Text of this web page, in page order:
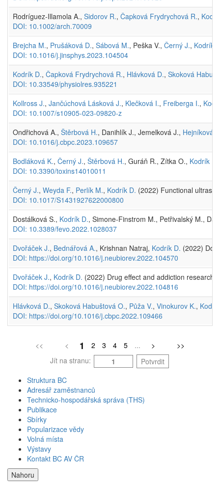
Rodríguez-Illamola A., Sidorov R., Čapková Frydrychová R.,
DOI: 10.1002/arch.70009
Brejcha M., Prušáková D., Sábová M., Peška V., Černý J., Kodrík
DOI: 10.1016/j.jinsphys.2023.104504
Kodrík D., Čapková Frydrychová R., Hlávková D., Skoková
DOI: 10.33549/physiolres.935221
Kollross J., Jančúchová Lásková J., Klečková I., Freiberga I.,
DOI: 10.1007/s10905-023-09820-z
Ondřichová A., Štěrbová H., Danihlík J., Jemelková J., Hejníková
DOI: 10.1016/j.cbpc.2023.109657
Bodláková K., Černý J., Štěrbová H., Guráň R., Zítka O., Kodrík D.
DOI: 10.3390/toxins14010011
Černý J., Weyda F., Perlík M., Kodrík D. (2022) Functional
DOI: 10.1017/S1431927622000800
Dostálková S., Kodrík D., Simone-Finstrom M., Petřivalský M.,
DOI: 10.3389/fevo.2022.1028037
Dvořáček J., Bednářová A., Krishnan Natraj, Kodrík D. (2022)
DOI: https://doi.org/10.1016/j.neubiorev.2022.104570
Dvořáček J., Kodrík D. (2022) Drug effect and addiction research
DOI: https://doi.org/10.1016/j.neubiorev.2022.104816
Hlávková D., Skoková Habuštová O., Půža V., Vinokurov K.,
DOI: https://doi.org/10.1016/j.cbpc.2022.109466
<< < 1 2 3 4 5 ... >
>>
Jít na stranu:
Potvrdit
Struktura BC
Adresář zaměstnanců
Technicko-hospodářská správa (THS)
Publikace
Sbírky
Popularizace vědy
Volná místa
Výstavy
Kontakt BC AV ČR
Nahoru